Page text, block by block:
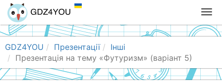
T
o
g
e
n
GDZ4YOU Презентації
Інші
Презентація на тему «Футуризм» (варіант 5)